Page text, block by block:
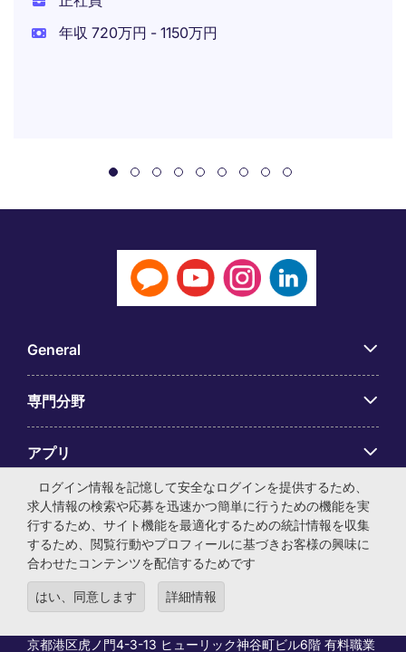
年収 720万円 - 1150万円
General
専門分野
アプリ
Employer Centre
© マイケル・ペイジ・インターナショナル・ジャパン株式会
京都港区虎ノ門4-3-13 ヒューリック神谷町ビル6階 有料職業
ログイン情報を記憶して安全なログインを提供するため、
求人情報の検索や応募を迅速かつ簡単に行うための機能を実
行するため、サイト機能を最適化するための統計情報を収集
するため、閲覧行動やプロフィールに基づきお客様の興味に
合わせたコンテンツを配信するためです
はい、同意します 詳細情報